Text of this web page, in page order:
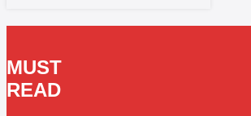
MUST
READ